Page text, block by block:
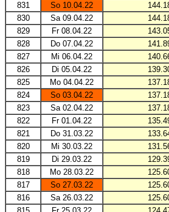
831
So 10.04.22
830
Sa 09.04.22
829
Fr 08.04.22
828
Do 07.04.22
827
Mi 06.04.22
826
Di 05.04.22
825
Mo 04.04.22
824
So 03.04.22
823
Sa 02.04.22
822
Fr 01.04.22
821
Do 31.03.22
820
Mi 30.03.22
819
Di 29.03.22
818
Mo 28.03.22
817
So 27.03.22
816
Sa 26.03.22